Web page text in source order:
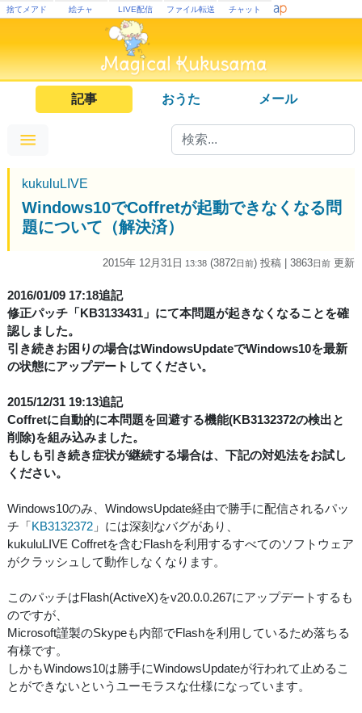
捨てメアド 絵チャ LIVE配信 ファイル転送 チャット
記事 おうた メール
kukuluLIVE
Windows10でCoffretが起動できなくなる問
題について（解決済）
2015年 12月31日 13:38 (3872日前) 投稿 | 3863日前 更新
2016/01/09 17:18追記
修正パッチ「KB3133431」にて本問題が起きなくなることを確
認しました。
引き続きお困りの場合はWindowsUpdateでWindows10を最新
の状態にアップデートしてください。
2015/12/31 19:13追記
Coffretに自動的に本問題を回避する機能(KB3132372の検出と
削除)を組み込みました。
もしも引き続き症状が継続する場合は、下記の対処法をお試し
ください。
Windows10のみ、WindowsUpdate経由で勝手に配信されるパッ
チ「KB3132372 」には深刻なバグがあり、
kukuluLIVE Coffretを含むFlashを利用するすべてのソフトウェア
がクラッシュして動作しなくなります。
このパッチはFlash(ActiveX)をv20.0.0.267にアップデートするも
のですが、
Microsoft謹製のSkypeも内部でFlashを利用しているため落ちる
有様です。
しかもWindows10は勝手にWindowsUpdateが行われて止めるこ
とができないというユーモラスな仕様になっています。